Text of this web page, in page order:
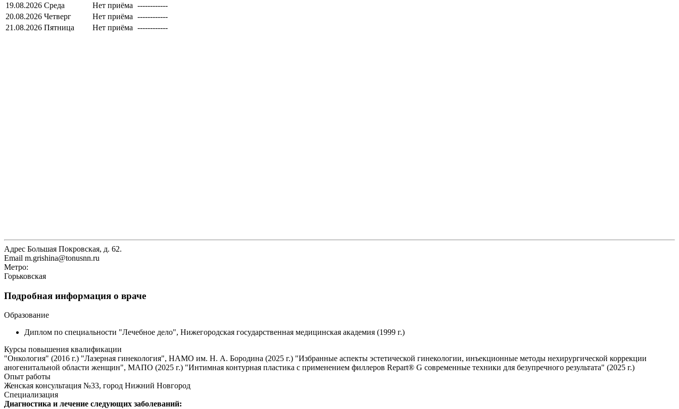
19.08.2026 Среда Нет приёма ------------
20.08.2026 Четверг Нет приёма ------------
21.08.2026 Пятница Нет приёма ------------
Адрес Большая Покровская, д. 62.
Email m.grishina@tonusnn.ru
Метро:
Горьковская
Подробная информация о враче
Образование
Диплом по специальности "Лечебное дело", Нижегородская государственная медицинская академия (1999 г.)
Курсы повышения квалификации
"Онкология" (2016 г.) "Лазерная гинекология", НАМО им. Н. А. Бородина (2025 г.) "Избранные аспекты эстетической гинекологии, инъекционные методы нехирургической коррекции
аногенитальной области женщин", МАПО (2025 г.) "Интимная контурная пластика с применением филлеров Repart® G современные техники для безупречного результата" (2025 г.)
Опыт работы
Женская консультация №33, город Нижний Новгород
Специализация
Диагностика и лечение следующих заболеваний: